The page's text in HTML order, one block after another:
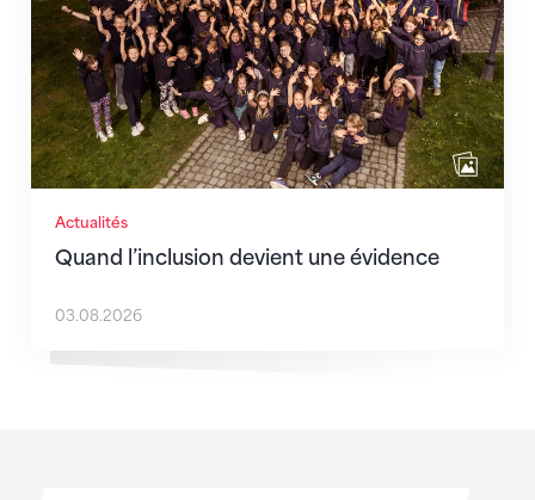
Actualités
Quand l’inclusion devient une évidence
03.08.2026